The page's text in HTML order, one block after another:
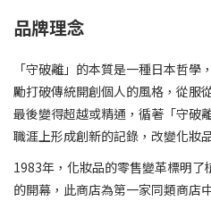
品牌理念
「守破離」的本質是一種日本哲
勵打破傳統開創個人的風格，從服
最後變得超越或精通，循著「守破
職涯上形成創新的記錄，改變化妝
1983年，化妝品的零售變革標明
的開幕，此商店為第一家同類商店